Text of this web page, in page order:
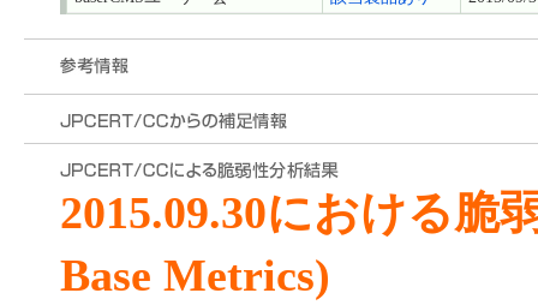
2015.09.30における脆
Base Metrics)